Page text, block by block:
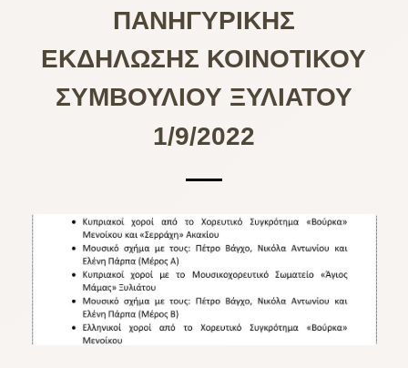
ΠΑΝΗΓΥΡΙΚΗΣ
ΕΚΔΗΛΩΣΗΣ ΚΟΙΝΟΤΙΚΟΥ
ΣΥΜΒΟΥΛΙΟΥ ΞΥΛΙΑΤΟΥ
1/9/2022